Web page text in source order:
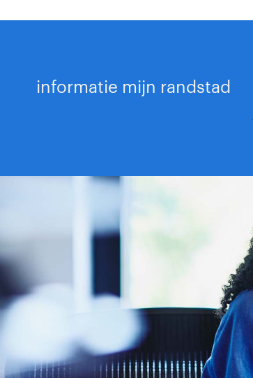
informatie mijn randstad